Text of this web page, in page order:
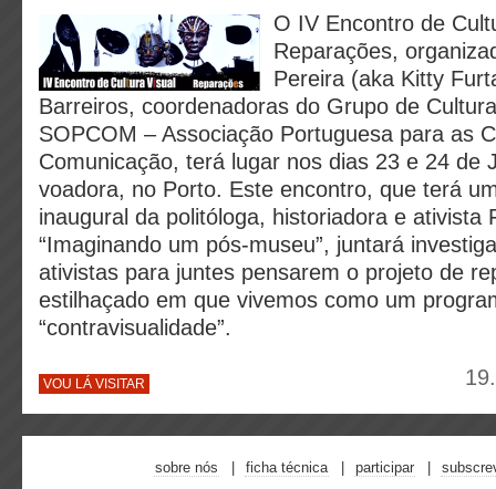
O IV Encontro de
Reparações,
Pereira (aka Kitty
Barreiros, coordenadoras do Grupo de
SOPCOM – Associação Portuguesa para as
Comunicação, terá lugar nos dias 23 e 24 de
voadora, no Porto. Este encontro, que terá
inaugural da politóloga, historiadora e ativista
“Imaginando um pós-museu”, juntará
ativistas para juntes pensarem o projeto de
estilhaçado em que vivemos como um
“contravisualidade”.
VOU LÁ VISITAR
sobre nós ficha técnica participar